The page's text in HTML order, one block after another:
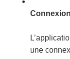
une